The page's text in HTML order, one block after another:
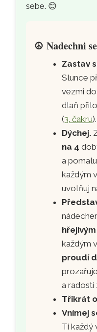
sebe. 😊
☮️Nadechni
Zastav
Slunce
vezmi
dlaň
(3. čakru).
Dýchej.
na 4
a
každým
uvolňuj
každým
proudí
a radostí
Třikrát
Vnímej
Ti každý